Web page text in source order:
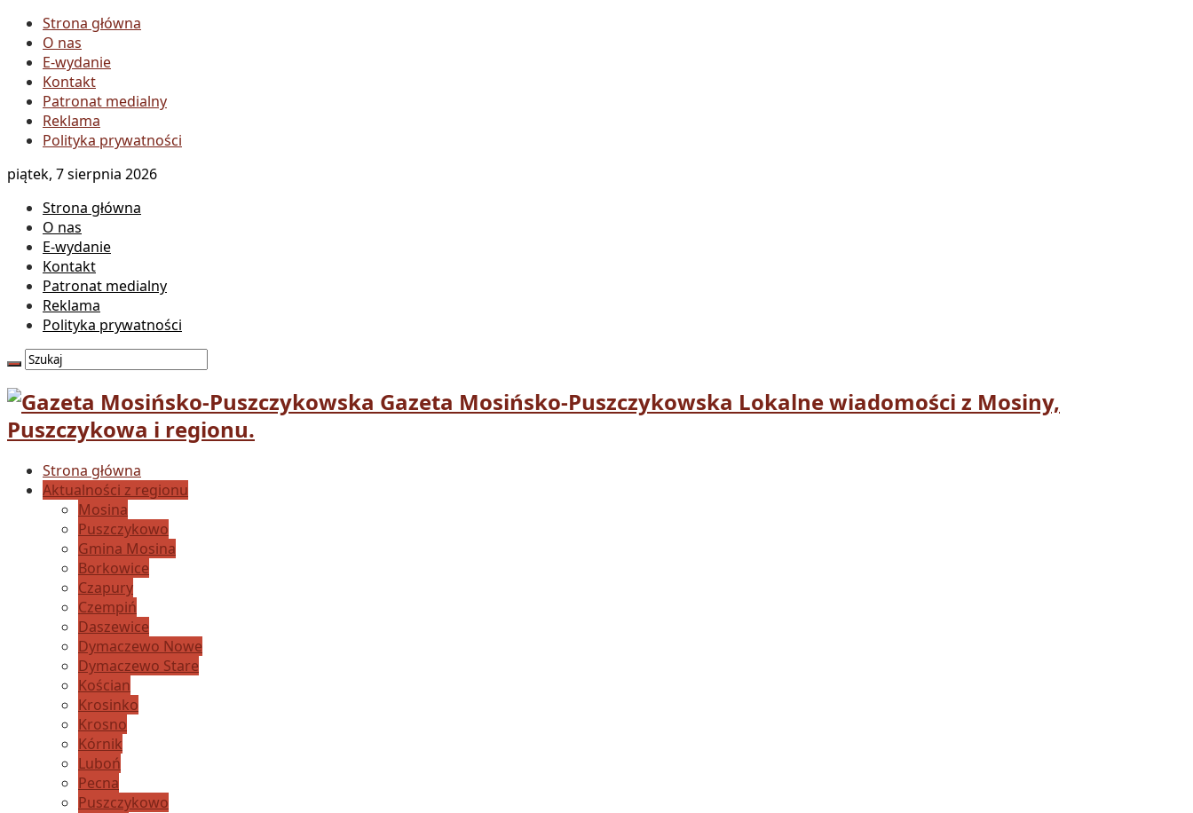
Strona główna
O nas
E-wydanie
Kontakt
Patronat medialny
Reklama
Polityka prywatności
piątek, 7 sierpnia 2026
Strona główna
O nas
E-wydanie
Kontakt
Patronat medialny
Reklama
Polityka prywatności
Gazeta Mosińsko-Puszczykowska Lokalne wiadomości z Mosiny,
Puszczykowa i regionu.
Strona główna
Aktualności z regionu
Mosina
Puszczykowo
Gmina Mosina
Borkowice
Czapury
Czempiń
Daszewice
Dymaczewo Nowe
Dymaczewo Stare
Kościan
Krosinko
Krosno
Kórnik
Luboń
Pecna
Puszczykowo